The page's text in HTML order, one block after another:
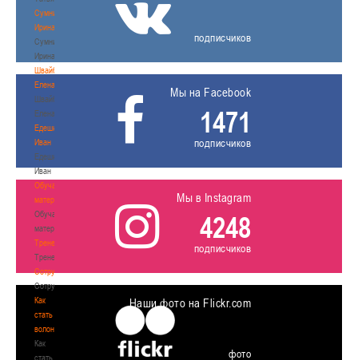
Сумникова
Ирина
Сумникова
Ирина
Швайбович
Елена
Швайбович
Елена
Едешко
Иван
Едешко
Иван
Обучающие
материалы
Обучающие
материалы
Тренерам
Тренерам
Сотрудничество
Сотрудничество
Как
стать
волонтером
Как
стать
подписчиков
Мы на Facebook
1471
подписчиков
Мы в Instagram
4248
подписчиков
Наши фото на Flickr.com
фото